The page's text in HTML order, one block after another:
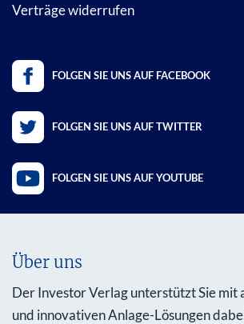
Verträge widerrufen
FOLGEN SIE UNS AUF FACEBOOK
FOLGEN SIE UNS AUF TWITTER
FOLGEN SIE UNS AUF YOUTUBE
Über uns
Der Investor Verlag unterstützt Sie mit
und innovativen Anlage-Lösungen